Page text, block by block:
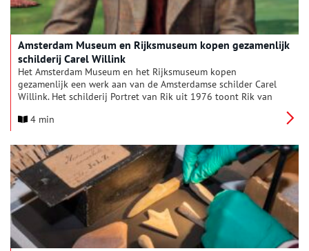
Amsterdam Museum en Rijksmuseum kopen gezamenlijk
schilderij Carel Willink
Het Amsterdam Museum en het Rijksmuseum kopen
gezamenlijk een werk aan van de Amsterdamse schilder Carel
Willink. Het schilderij Portret van Rik uit 1976 toont Rik van
schrijver Johan Polak. Willink portretteerde Van Dam als een
nog niet vanzelfsprekend was. Met het werk kan het verhaal
van de Amsterdamse queer-emancipatie worden verteld. Deze
geschiedenis is nog altijd onderbelicht in beide musea.
4 min